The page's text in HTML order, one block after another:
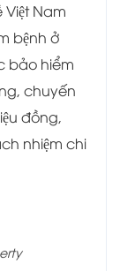
Nam
bệnh ở
bảo hiểm
chuyến
đồng,
nhiệm chi